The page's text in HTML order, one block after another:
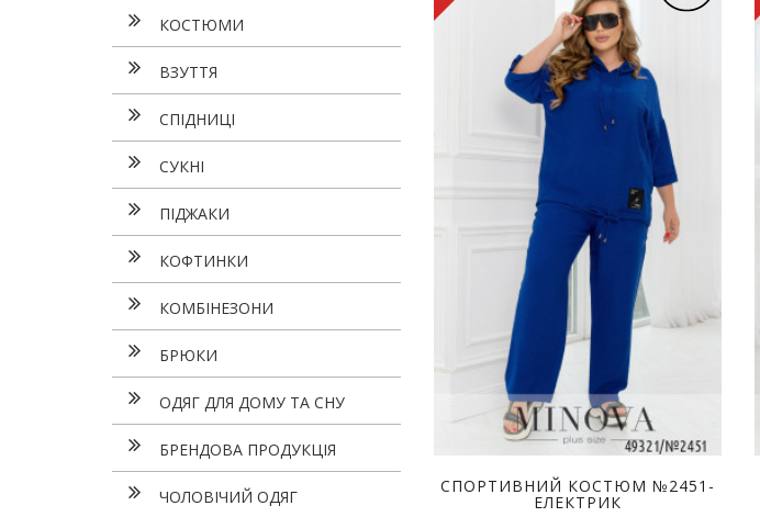
КОСТЮМИ
ВЗУТТЯ
СПІДНИЦІ
СУКНI
ПІДЖАКИ
КОФТИНКИ
КОМБІНЕЗОНИ
БРЮКИ
ОДЯГ ДЛЯ ДОМУ ТА СНУ
БРЕНДОВА ПРОДУКЦІЯ
ЧОЛОВІЧИЙ ОДЯГ
СПОРТИВНИЙ КОСТЮМ №2451-
ЕЛЕКТРИК